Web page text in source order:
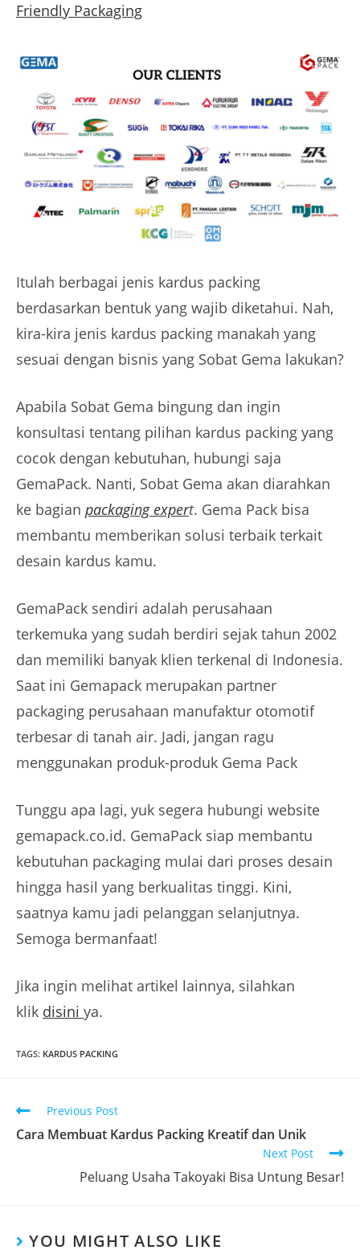
Friendly Packaging
Itulah berbagai jenis kardus packing
berdasarkan bentuk yang wajib diketahui. Nah,
kira-kira jenis kardus packing manakah yang
sesuai dengan bisnis yang Sobat Gema lakukan?
Apabila Sobat Gema bingung dan ingin
konsultasi tentang pilihan kardus packing yang
cocok dengan kebutuhan, hubungi saja
GemaPack. Nanti, Sobat Gema akan diarahkan
ke bagian packaging expert. Gema Pack bisa
membantu memberikan solusi terbaik terkait
desain kardus kamu.
GemaPack sendiri adalah perusahaan
terkemuka yang sudah berdiri sejak tahun 2002
dan memiliki banyak klien terkenal di Indonesia.
Saat ini Gemapack merupakan partner
packaging perusahaan manufaktur otomotif
terbesar di tanah air. Jadi, jangan ragu
menggunakan produk-produk Gema Pack
Tunggu apa lagi, yuk segera hubungi website
gemapack.co.id. GemaPack siap membantu
kebutuhan packaging mulai dari proses desain
hingga hasil yang berkualitas tinggi. Kini,
saatnya kamu jadi pelanggan selanjutnya.
Semoga bermanfaat!
Jika ingin melihat artikel lainnya, silahkan
klik disini ya.
TAGS: KARDUS PACKING
Previous Post
Cara Membuat Kardus Packing Kreatif dan Unik
Next Post
Peluang Usaha Takoyaki Bisa Untung Besar!
YOU MIGHT ALSO LIKE